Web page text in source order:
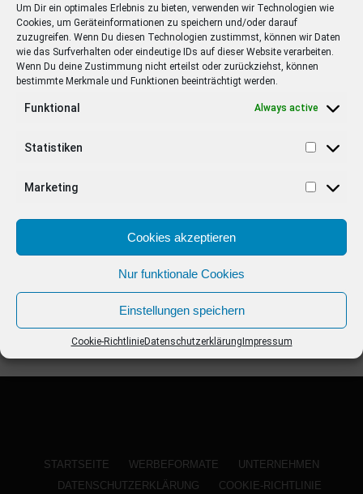
Um Dir ein optimales Erlebnis zu bieten, verwenden wir Technologien wie
Cookies, um Geräteinformationen zu speichern und/oder darauf
zuzugreifen. Wenn Du diesen Technologien zustimmst, können wir Daten
wie das Surfverhalten oder eindeutige IDs auf dieser Website verarbeiten.
Wenn Du deine Zustimmung nicht erteilst oder zurückziehst, können
bestimmte Merkmale und Funktionen beeinträchtigt werden.
Funktional Always active
Statistiken
Marketing
Cookies akzeptieren
Nur funktionale Cookies
Einstellungen speichern
Cookie-RichtlinieDatenschutzerklärung Impressum
EMPFOHLEN
STARS 4 years ago
Barbara Schöneberger Moderatorin
von “Verstehen Sie Spaß?”
STARTSEITE WERBEFORMATE
UNTERNEHMEN
DATENSCHUTZERKLÄRUNG
COOKIE-RICHTLINIE